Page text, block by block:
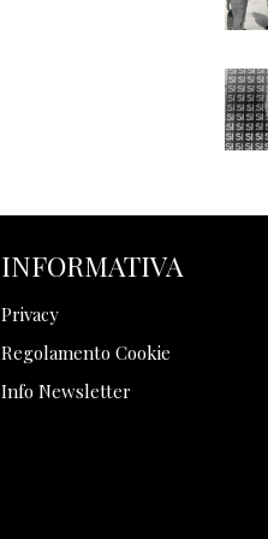
INFORMATIVA
Privacy
Regolamento Cookie
Info Newsletter